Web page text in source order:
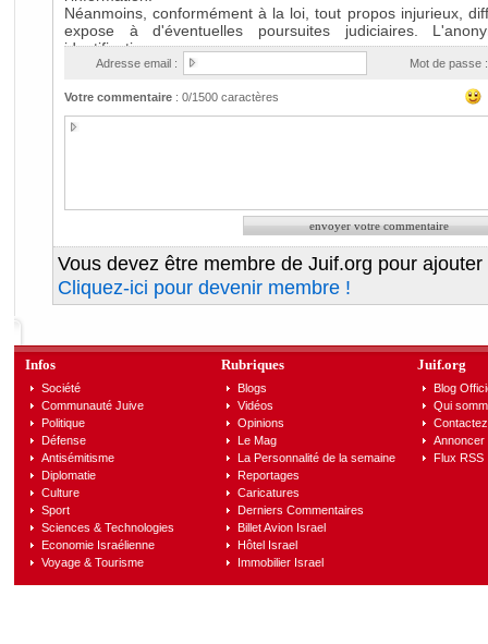
Adresse email : Mot de passe :
Votre commentaire: 0/1500 caractères
Vous devez être membre de Juif.org pour
Cliquez-ici pour devenir membre !
Infos
Société
Communauté Juive
Politique
Défense
Antisémitisme
Diplomatie
Culture
Sport
Sciences & Technologies
Economie Israélienne
Voyage & Tourisme
Rubriques
Blogs
Vidéos
Opinions
Le Mag
La Personnalité de la semaine
Reportages
Caricatures
Derniers Commentaires
Billet Avion Israel
Hôtel Israel
Immobilier Israel
Juif.org
Blog
Qui
Annoncer
Flux RSS